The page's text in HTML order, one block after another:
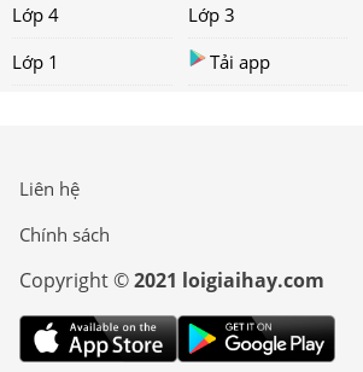
Lớp 4
Lớp 3
Lớp 1
Tải app
Liên hệ
Chính sách
Copyright ©2021 loigiaihay.com